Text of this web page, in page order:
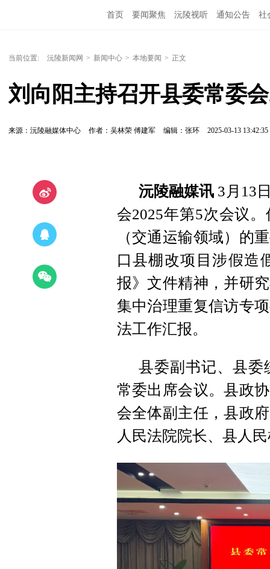
首页 要闻聚焦 沅陵视听 通知公告 社
当前位置: 沅陵新闻网 > 新闻中心 > 本地要闻 > 正文
刘向阳主持召开县委常委
来源：沅陵融媒体中心 作者：吴林荣 傅建军 编辑：张环 2025-03-13 13:42:35
沅陵融媒讯 3月13
会2025年第5次会议
（交通运输领域）的
口县棚改项目涉假造
报》文件精神，并研
集中治理重复信访专
法工作汇报。
县委副书记、县委
常委出席会议。县政
会全体副主任，县政
人民法院院长、县人